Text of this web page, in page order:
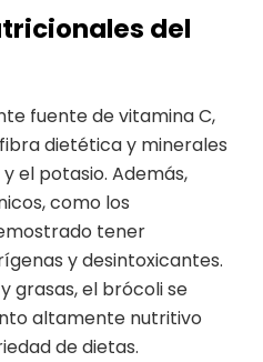
del
fuente de vitamina C,
dietética y minerales
el potasio. Además,
como los
tener
y desintoxicantes.
grasas, el brócoli se
altamente nutritivo
de dietas.